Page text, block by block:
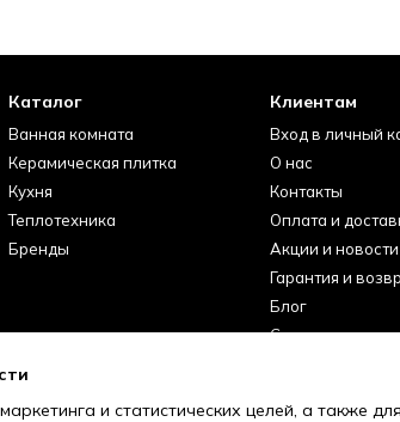
Каталог
Ванная комната
Керамическая плитка
Кухня
Теплотехника
Бренды
Клиентам
Вход в личный
О нас
Контакты
Оплата и
Акции и новости
Гарантия и
Блог
Сервисные
и статистических целей, а также